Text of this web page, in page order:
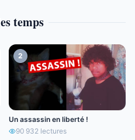
temps
2
Un assassin en liberté !
90 932 lectures